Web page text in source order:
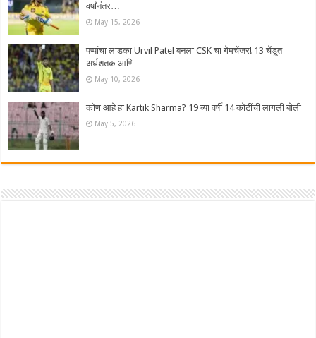
वर्षांनंतर…
May 15, 2026
पप्पांचा लाडका Urvil Patel बनला CSK चा गेमचेंजर! 13 चेंडूत
अर्धशतक आणि…
May 10, 2026
कोण आहे हा Kartik Sharma? 19 व्या वर्षी 14 कोटींची लागली बोली
May 5, 2026